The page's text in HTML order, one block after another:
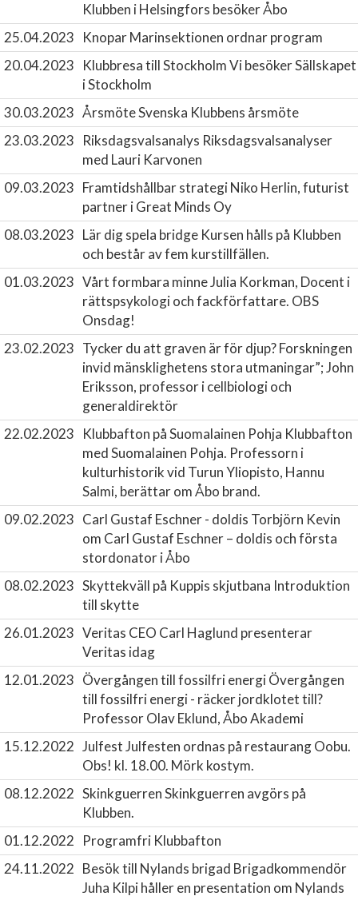
Klubben i Helsingfors besöker Åbo
25.04.2023
KnoparMarinsektionen ordnar program
20.04.2023
Klubbresa till StockholmVi besöker Sällskapet
i Stockholm
30.03.2023 ÅrsmöteSvenska Klubbens årsmöte
23.03.2023
Riksdagsvalsanalys Riksdagsvalsanalyser
med Lauri Karvonen
09.03.2023 Framtidshållbar strategiNiko Herlin, futurist
partner i Great Minds Oy
08.03.2023 Lär dig spela bridge Kursen hålls på Klubben
och består av fem kurstillfällen.
01.03.2023 Vårt formbara minneJulia Korkman, Docent i
rättspsykologi och fackförfattare. OBS
Onsdag!
23.02.2023 Tycker du att graven är för djup?Forskningen
invid mänsklighetens stora utmaningar”; John
Eriksson, professor i cellbiologi och
generaldirektör
22.02.2023
Klubbafton på Suomalainen Pohja Klubbafton
med Suomalainen Pohja. Professorn i
kulturhistorik vid Turun Yliopisto, Hannu
Salmi, berättar om Åbo brand.
09.02.2023 Carl Gustaf Eschner - doldis Torbjörn Kevin
om Carl Gustaf Eschner – doldis och första
stordonator i Åbo
08.02.2023 Skyttekväll på Kuppis skjutbana Introduktion
till skytte
26.01.2023 Veritas CEO Carl Haglund presenterar
Veritas idag
12.01.2023 Övergången till fossilfri energiÖvergången
till fossilfri energi - räcker jordklotet till?
Professor Olav Eklund, Åbo Akademi
15.12.2022 JulfestJulfesten ordnas på restaurang Oobu.
Obs! kl. 18.00. Mörk kostym.
08.12.2022 SkinkguerrenSkinkguerren avgörs på
Klubben.
01.12.2022
Programfri Klubbafton
24.11.2022 Besök till Nylands brigad Brigadkommendör
Juha Kilpi håller en presentation om Nylands